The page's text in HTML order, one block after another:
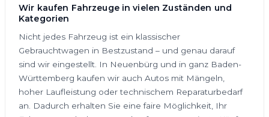
Wir kaufen Fahrzeuge in vielen Zuständen und
Kategorien
Nicht jedes Fahrzeug ist ein klassischer
Gebrauchtwagen in Bestzustand – und genau darauf
sind wir eingestellt. In Neuenbürg und in ganz Baden-
Württemberg kaufen wir auch Autos mit Mängeln,
hoher Laufleistung oder technischem Reparaturbedarf
an. Dadurch erhalten Sie eine faire Möglichkeit, Ihr